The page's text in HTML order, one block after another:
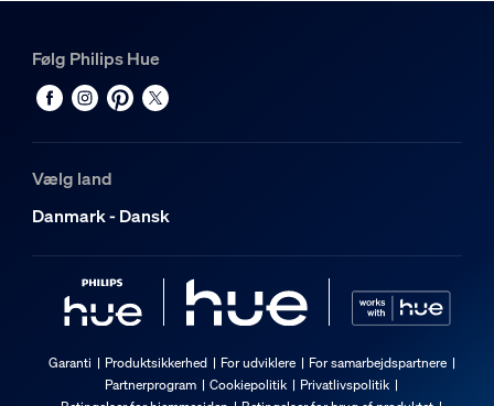
Følg Philips Hue
Vælg land
Danmark - Dansk
Garanti Produktsikkerhed For udviklere
For samarbejdspartnere
Partnerprogram
Cookiepolitik
Privatlivspolitik